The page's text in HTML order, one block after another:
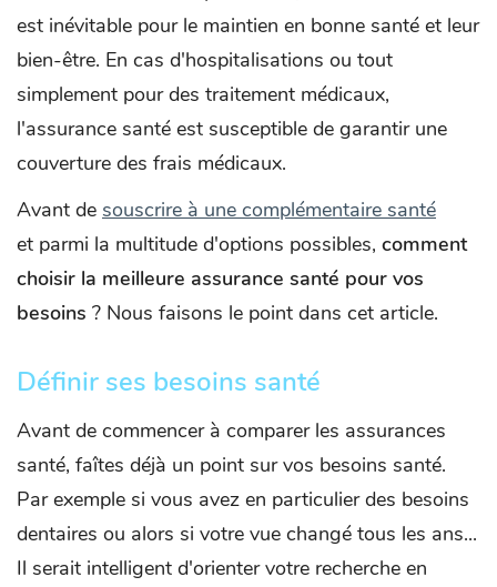
est inévitable pour le maintien en bonne santé et leur
bien-être. En cas d'hospitalisations ou tout
simplement pour des traitement médicaux,
l'assurance santé est susceptible de garantir une
couverture des frais médicaux.
Avant de souscrire à une complémentaire santé
et parmi la multitude d'options possibles, comment
choisir la meilleure assurance santé pour vos
besoins ? Nous faisons le point dans cet article.
Définir ses besoins santé
Avant de commencer à comparer les assurances
santé, faîtes déjà un point sur vos besoins santé.
Par exemple si vous avez en particulier des besoins
dentaires ou alors si votre vue changé tous les ans...
Il serait intelligent d'orienter votre recherche en